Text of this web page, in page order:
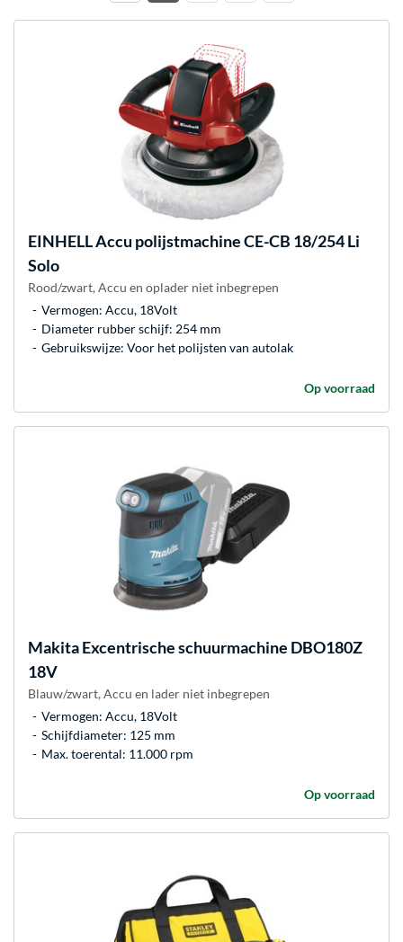
EINHELLAccu polijstmachine CE-CB 18/254 Li
Solo
Rood/zwart, Accu en oplader niet inbegrepen
Vermogen: Accu, 18Volt
Diameter rubber schijf: 254 mm
Gebruikswijze: Voor het polijsten van autolak
Op voorraad
MakitaExcentrische schuurmachine DBO180Z
18V
Blauw/zwart, Accu en lader niet inbegrepen
Vermogen: Accu, 18Volt
Schijfdiameter: 125 mm
Max. toerental: 11.000 rpm
Op voorraad